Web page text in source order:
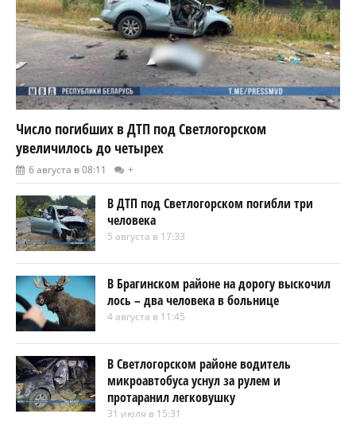
Число погибших в ДТП под Светлогорском
увеличилось до четырех
6 августа в 08:11 +
В ДТП под Светлогорском погибли три
человека
5 августа в 17:33
В Брагинском районе на дорогу выскочил
лось – два человека в больнице
4 августа в 11:45
В Светлогорском районе водитель
микроавтобуса уснул за рулем и
протаранил легковушку
31 июля в 15:31